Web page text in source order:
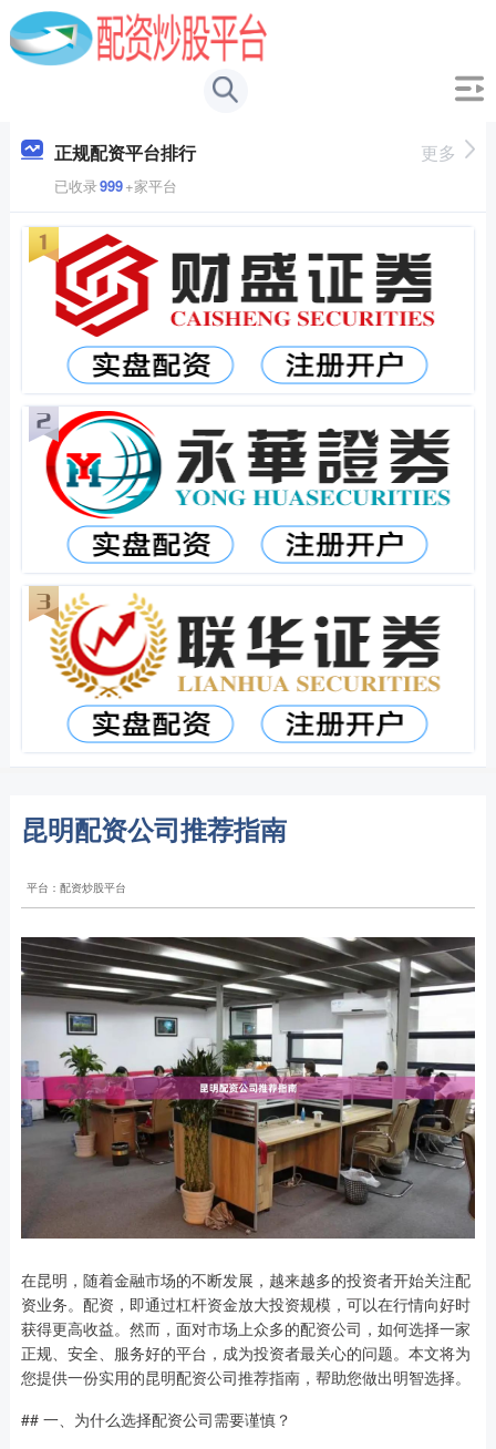
正规配资平台排行
已收录999+家平台
更多
昆明配资公司推荐指南
平台：配资炒股平台
在昆明，随着金融市场的不断发展，越来越多的投资者开始关注配
资业务。配资，即通过杠杆资金放大投资规模，可以在行情向好时
获得更高收益。然而，面对市场上众多的配资公司，如何选择一家
正规、安全、服务好的平台，成为投资者最关心的问题。本文将为
您提供一份实用的昆明配资公司推荐指南，帮助您做出明智选择。
## 一、为什么选择配资公司需要谨慎？